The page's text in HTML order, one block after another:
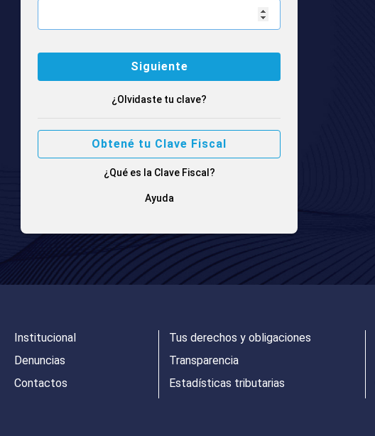
¿Olvidaste tu clave?
Obtené tu Clave Fiscal
¿Qué es la Clave Fiscal?
Ayuda
Institucional
Denuncias
Contactos
Tus derechos y obligaciones
Transparencia
Estadísticas tributarias